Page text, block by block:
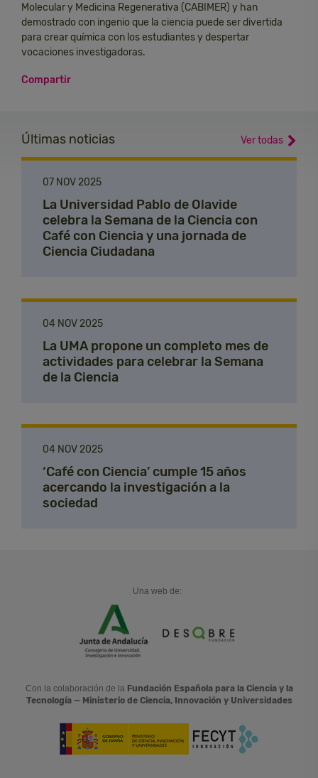
Molecular y Medicina Regenerativa (CABIMER) y han
demostrado con ingenio que la ciencia puede ser divertida
para crear química con los estudiantes y despertar
vocaciones investigadoras.
Compartir
Últimas noticias Ver todas
07 NOV 2025
La Universidad Pablo de Olavide
celebra la Semana de la Ciencia con
Café con Ciencia y una jornada de
Ciencia Ciudadana
04 NOV 2025
La UMA propone un completo mes de
actividades para celebrar la Semana
de la Ciencia
04 NOV 2025
‘Café con Ciencia’ cumple 15 años
acercando la investigación a la
sociedad
Una web de:
Con la colaboración de la Fundación Española para la Ciencia y la
Tecnología — Ministerio de Ciencia, Innovación y Universidades